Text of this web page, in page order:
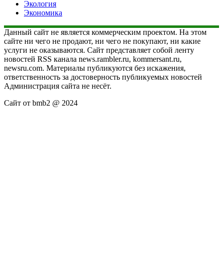
Экология
Экономика
Данный сайт не является коммерческим проектом. На этом
сайте ни чего не продают, ни чего не покупают, ни какие
услуги не оказываются. Сайт представляет собой ленту
новостей RSS канала news.rambler.ru, kommersant.ru,
newsru.com. Материалы публикуются без искажения,
ответственность за достоверность публикуемых новостей
Администрация сайта не несёт.
Сайт от bmb2 @ 2024